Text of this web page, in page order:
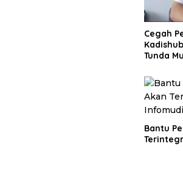
Cegah
Tunda
Bantu